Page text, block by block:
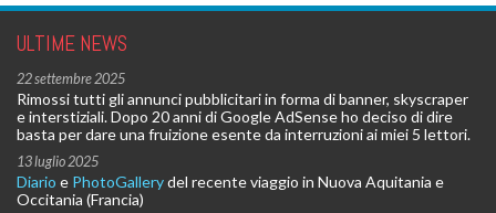
ULTIME NEWS
22 settembre 2025
Rimossi tutti gli annunci pubblicitari in forma di banner, skyscraper
e interstiziali. Dopo 20 anni di Google AdSense ho deciso di dire
basta per dare una fruizione esente da interruzioni ai miei 5 lettori.
13 luglio 2025
Diario e PhotoGallerydel recente viaggio in Nuova Aquitania e
Occitania (Francia)